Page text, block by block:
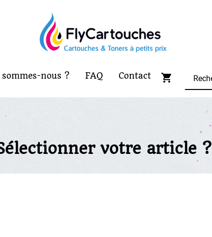
nous ? FAQ Contact
votre article ?